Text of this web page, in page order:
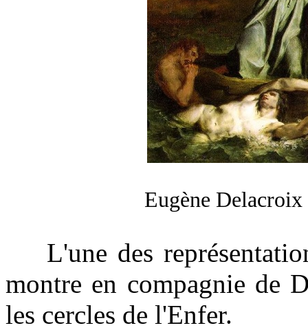
Eugène
L'une des
montre en compagnie de
les cercles de l'Enfer.